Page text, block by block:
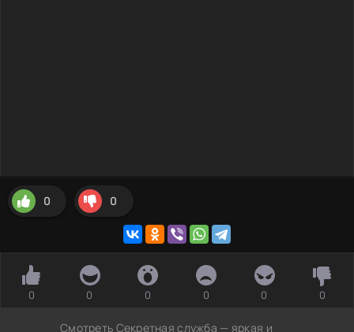
0 0
0 0 0 0 0 0
Смотреть Секретная служба — яркая и